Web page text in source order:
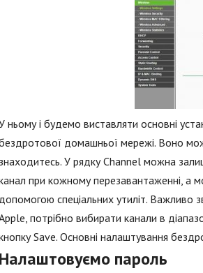
ньому і будемо виставляти основні
домашньої мережі. Воно
знаходитесь. У рядку Channel можна
при кожному перезавантаженні, а
допомогою спеціальних утиліт. Важливо
потрібно вибирати канали в
Save. Основні налаштування
Налаштовуємо пароль